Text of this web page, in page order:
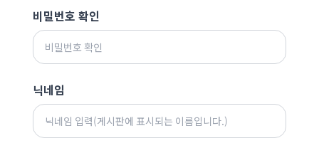
비밀번호 확인
닉네임